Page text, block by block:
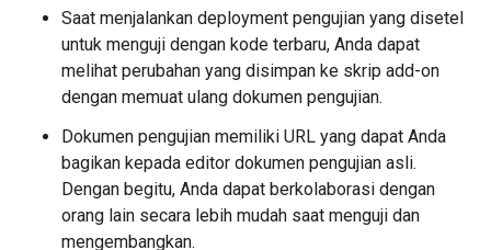
Saat menjalankan deployment pengujian yang disetel
untuk menguji dengan kode terbaru, Anda dapat
melihat perubahan yang disimpan ke skrip add-on
dengan memuat ulang dokumen pengujian.
Dokumen pengujian memiliki URL yang dapat Anda
bagikan kepada editor dokumen pengujian asli.
Dengan begitu, Anda dapat berkolaborasi dengan
orang lain secara lebih mudah saat menguji dan
mengembangkan.